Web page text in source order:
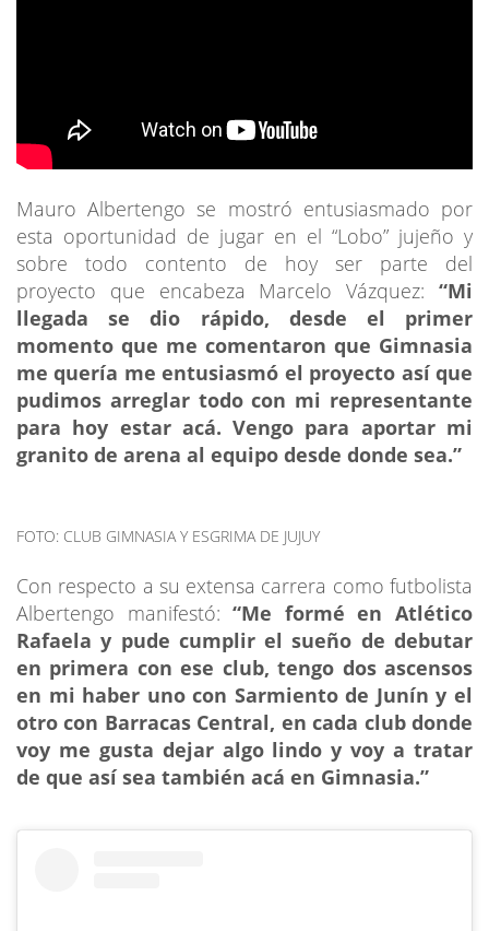
Mauro Albertengo se mostró entusiasmado por
esta oportunidad de jugar en el “Lobo” jujeño y
sobre todo contento de hoy ser parte del
proyecto que encabeza Marcelo Vázquez: “Mi
llegada se dio rápido, desde el primer
momento que me comentaron que Gimnasia
me quería me entusiasmó el proyecto así que
pudimos arreglar todo con mi representante
para hoy estar acá. Vengo para aportar mi
granito de arena al equipo desde donde sea.”
FOTO: CLUB GIMNASIA Y ESGRIMA DE JUJUY
Con respecto a su extensa carrera como futbolista
Albertengo manifestó:“Me formé en Atlético
Rafaela y pude cumplir el sueño de debutar
en primera con ese club, tengo dos ascensos
en mi haber uno con Sarmiento de Junín y el
otro con Barracas Central, en cada club donde
voy me gusta dejar algo lindo y voy a tratar
de que así sea también acá en Gimnasia.”